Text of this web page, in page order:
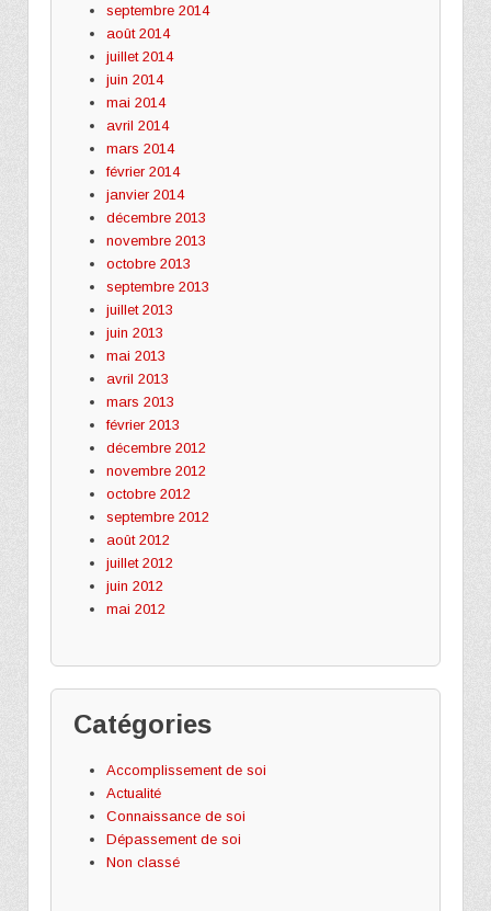
septembre 2014
août 2014
juillet 2014
juin 2014
mai 2014
avril 2014
mars 2014
février 2014
janvier 2014
décembre 2013
novembre 2013
octobre 2013
septembre 2013
juillet 2013
juin 2013
mai 2013
avril 2013
mars 2013
février 2013
décembre 2012
novembre 2012
octobre 2012
septembre 2012
août 2012
juillet 2012
juin 2012
mai 2012
Catégories
Accomplissement de soi
Actualité
Connaissance de soi
Dépassement de soi
Non classé